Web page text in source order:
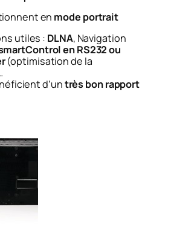
en mode portrait
utiles : DLNA, Navigation
en RS232 ou
(optimisation de la
d’untrès bon rapport